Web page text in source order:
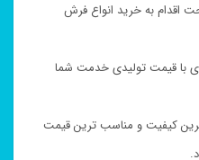
اقدام به خرید انواع فرش
با قیمت تولیدی خدمت شما
شانه نیز با بهترین کیفیت و مناسب ترین قیمت